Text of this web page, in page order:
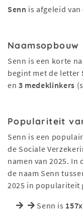
Senn is afgeleid van
Naamsopbouw
Senn is een korte
begint met de letter
en 3 medeklinkers
Populariteit
Senn is een
de Sociale
namen van 2025.
de naam Senn
2025 in populariteit
Senn is